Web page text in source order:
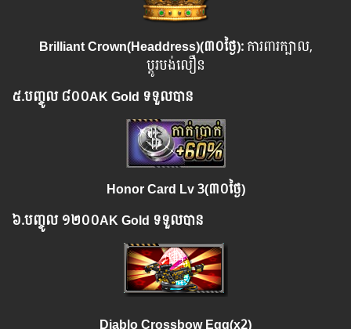
Brilliant Crown(Headdress)(៣០ថ្ងៃ):ការពារក្បាល,
ប្តូរបង់លឿន
៥.​បញ្ចូល ៨០០AK Gold ទទួលបាន
Honor Card Lv 3(៣០ថ្ងៃ)
៦.​បញ្ចូល ១២០០AK Gold ទទួលបាន
Diablo Crossbow Egg(x2)